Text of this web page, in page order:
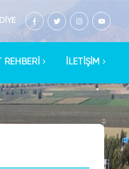
REHBERİ İLETİŞİM